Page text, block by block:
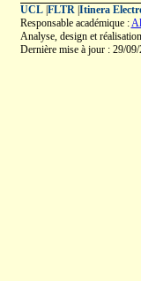
UCL| FLTR| Itinera
Responsable académique :
Analyse, design et
Dernière mise à jour : 29/